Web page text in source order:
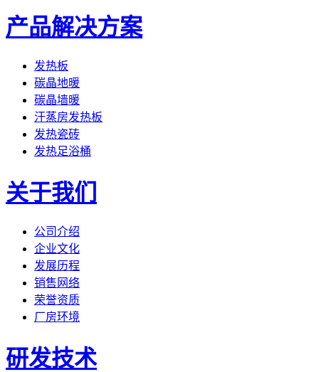
产品解决方案
发热板
碳晶地暖
碳晶墙暖
汗蒸房发热板
发热瓷砖
发热足浴桶
关于我们
公司介绍
企业文化
发展历程
销售网络
荣誉资质
厂房环境
研发技术